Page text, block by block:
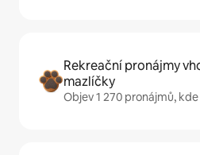
Rekreační pronájmy
mazlíčky
Objev 1 270 pronájmů,